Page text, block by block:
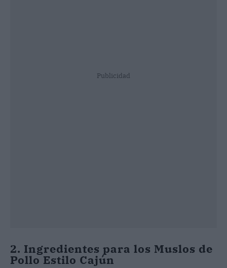
Publicidad
2. Ingredientes para los Muslos de
Pollo Estilo Cajún